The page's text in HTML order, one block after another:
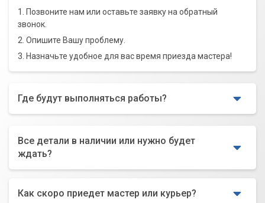
1. Позвоните нам или оставьте заявку на обратный
звонок.
2. Опишите Вашу проблему.
3. Назначьте удобное для вас время приезда мастера!
Где будут выполняться работы?
Все детали в наличии или нужно будет
ждать?
Как скоро приедет мастер или курьер?